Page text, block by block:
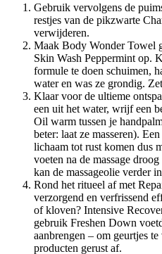
Gebruik vervolgens de
restjes van de pikzwarte
verwijderen.
Maak Body Wonder Towel
Skin Wash Peppermint op.
formule te doen schuimen,
water en was ze grondig.
Klaar voor de ultieme
een uit het water, wrijf een
Oil warm tussen je
beter: laat ze masseren).
lichaam tot rust komen dus
voeten na de massage
kan de massageolie verder
Rond het ritueel af met
verzorgend en verfrissend
of kloven? Intensive
gebruik Freshen Down
aanbrengen – om geurtjes
producten gerust af.